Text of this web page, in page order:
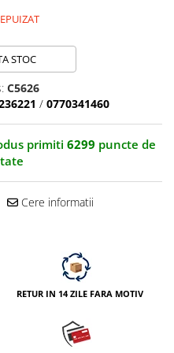
STOC
C5626
/ 0770341460
primiti 6299 puncte de
Cere informatii
RETUR IN 14 ZILE FARA MOTIV